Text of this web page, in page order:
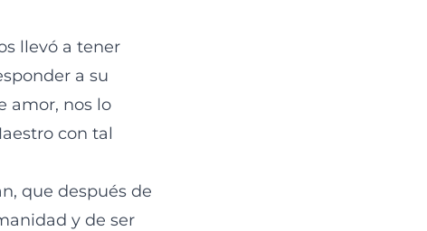
llevó a tener
a su
amor, nos lo
con tal
que después de
y de ser